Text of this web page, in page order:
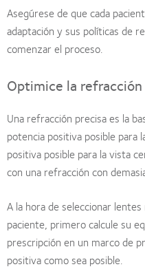
Asegúrese de que cada
adaptación y sus políticas de
comenzar el proceso.
Optimice la refracción
Una refracción precisa es la
potencia positiva posible para
positiva posible para la vista
con una refracción con
A la hora de seleccionar
paciente, primero calcule su
prescripción en un marco de
positiva como sea posible.